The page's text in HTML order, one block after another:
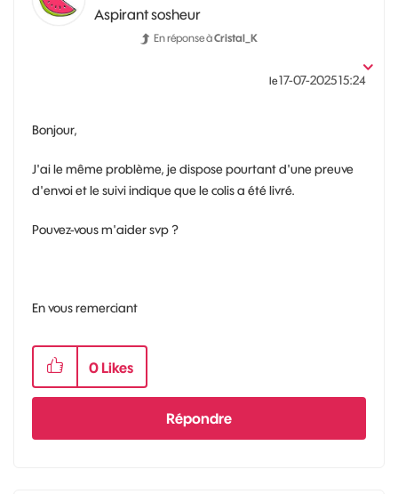
Aspirant sosheur
En réponse àCristal_K
le‎17-07-202515:24
Bonjour,
J'ai le même problème, je dispose pourtant d'une preuve
d'envoi et le suivi indique que le colis a été livré.
Pouvez-vous m'aider svp ?
En vous remerciant
0 Likes
Répondre